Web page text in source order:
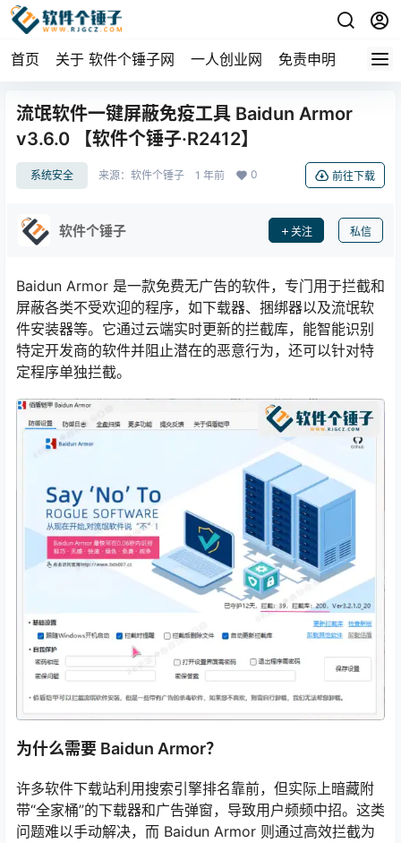
首页 关于 软件个锤子网 一人创业网 免责申明
流氓软件一键屏蔽免疫工具 Baidun Armor
v3.6.0 【软件个锤子·R2412】
系统安全 来源： 软件个锤子 1 年前 0 前往下载
软件个锤子 关注 私信
Baidun Armor 是一款免费无广告的软件，专门用于拦截和
屏蔽各类不受欢迎的程序，如下载器、捆绑器以及流氓软
件安装器等。它通过云端实时更新的拦截库，能智能识别
特定开发商的软件并阻止潜在的恶意行为，还可以针对特
定程序单独拦截。
为什么需要 Baidun Armor？
许多软件下载站利用搜索引擎排名靠前，但实际上暗藏附
带“全家桶”的下载器和广告弹窗，导致用户频频中招。这类
问题难以手动解决，而 Baidun Armor 则通过高效拦截为